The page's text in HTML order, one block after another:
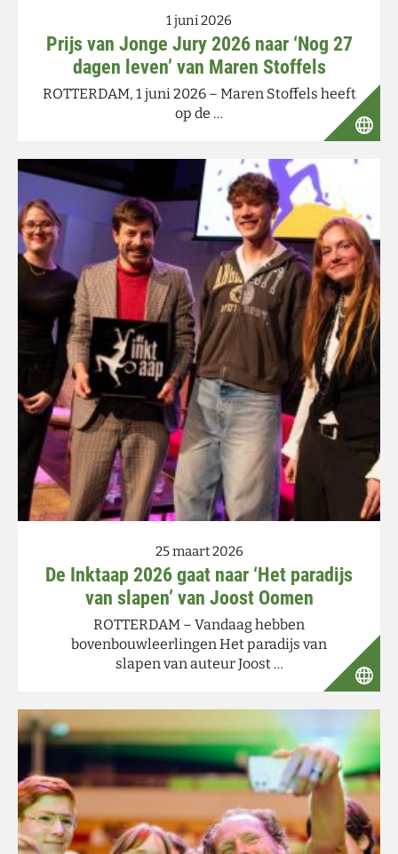
1 juni 2026
Prijs van Jonge Jury 2026 naar ‘Nog 27
dagen leven’ van Maren Stoffels
ROTTERDAM, 1 juni 2026 – Maren Stoffels heeft
op de …
25 maart 2026
De Inktaap 2026 gaat naar ‘Het paradijs
van slapen’ van Joost Oomen
ROTTERDAM – Vandaag hebben
bovenbouwleerlingen Het paradijs van
slapen van auteur Joost …